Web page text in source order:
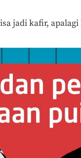
jadi kafir, apalagi